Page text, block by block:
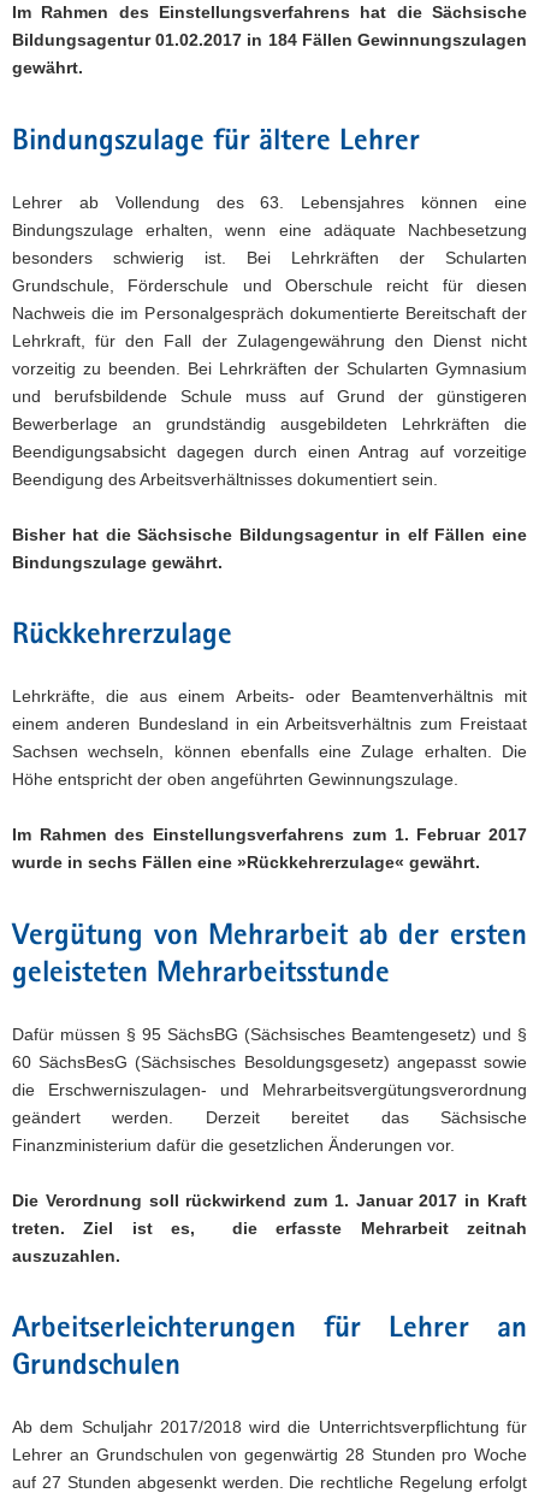
Im Rahmen des Einstellungsverfahrens hat die Sächsische
Bildungsagentur 01.02.2017 in 184 Fällen Gewinnungszulagen
gewährt.
Bindungszulage für ältere Lehrer
Lehrer ab Vollendung des 63. Lebensjahres können eine
Bindungszulage erhalten, wenn eine adäquate Nachbesetzung
besonders schwierig ist. Bei Lehrkräften der Schularten
Grundschule, Förderschule und Oberschule reicht für diesen
Nachweis die im Personalgespräch dokumentierte Bereitschaft der
Lehrkraft, für den Fall der Zulagengewährung den Dienst nicht
vorzeitig zu beenden. Bei Lehrkräften der Schularten Gymnasium
und berufsbildende Schule muss auf Grund der günstigeren
Bewerberlage an grundständig ausgebildeten Lehrkräften die
Beendigungsabsicht dagegen durch einen Antrag auf vorzeitige
Beendigung des Arbeitsverhältnisses dokumentiert sein.
Bisher hat die Sächsische Bildungsagentur in elf Fällen eine
Bindungszulage gewährt.
Rückkehrerzulage
Lehrkräfte, die aus einem Arbeits- oder Beamtenverhältnis mit
einem anderen Bundesland in ein Arbeitsverhältnis zum Freistaat
Sachsen wechseln, können ebenfalls eine Zulage erhalten. Die
Höhe entspricht der oben angeführten Gewinnungszulage.
Im Rahmen des Einstellungsverfahrens zum 1. Februar 2017
wurde in sechs Fällen eine »Rückkehrerzulage« gewährt.
Vergütung von Mehrarbeit ab der ersten
geleisteten Mehrarbeitsstunde
Dafür müssen § 95 SächsBG (Sächsisches Beamtengesetz) und §
60 SächsBesG (Sächsisches Besoldungsgesetz) angepasst sowie
die Erschwerniszulagen- und Mehrarbeitsvergütungsverordnung
geändert werden. Derzeit bereitet das Sächsische
Finanzministerium dafür die gesetzlichen Änderungen vor.
Die Verordnung soll rückwirkend zum 1. Januar 2017 in Kraft
treten. Ziel ist es, die erfasste Mehrarbeit zeitnah
auszuzahlen.
Arbeitserleichterungen für Lehrer an
Grundschulen
Ab dem Schuljahr 2017/2018 wird die Unterrichtsverpflichtung für
Lehrer an Grundschulen von gegenwärtig 28 Stunden pro Woche
auf 27 Stunden abgesenkt werden. Die rechtliche Regelung erfolgt